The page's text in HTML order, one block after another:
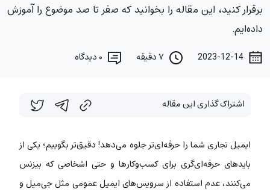
برقرار کنید، این مقاله را بخوانید که صفر تا صد موضوع را آموزش
داده‌ایم.
دیدگاه
اشتراک گذاری این مقاله
ایمیل تجاری شما را حرفه‌ای‌تر جلوه می‌دهد! دقیق‌تر بگوییم؛ یکی از
بایدهای حرفه‌ای‌گری برای کسب‌وکارها و حتی اشخاصی که بیزنس
می‌کنند، عدم استفاده از سرویس‌های ایمیل عمومی مثل جی‌میل و